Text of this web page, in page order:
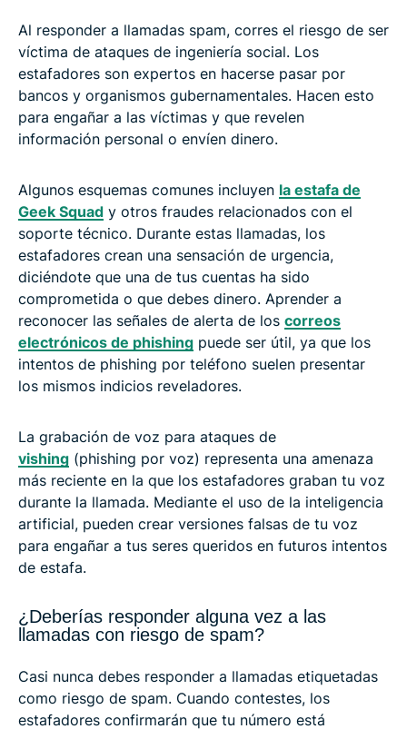
Al responder a llamadas spam, corres el riesgo de ser
víctima de ataques de ingeniería social. Los
estafadores son expertos en hacerse pasar por
bancos y organismos gubernamentales. Hacen esto
para engañar a las víctimas y que revelen
información personal o envíen dinero.
Algunos esquemas comunes incluyen la estafa de
Geek Squad y otros fraudes relacionados con el
soporte técnico. Durante estas llamadas, los
estafadores crean una sensación de urgencia,
diciéndote que una de tus cuentas ha sido
comprometida o que debes dinero. Aprender a
reconocer las señales de alerta de los correos
electrónicos de phishing puede ser útil, ya que los
intentos de phishing por teléfono suelen presentar
los mismos indicios reveladores.
La grabación de voz para ataques de
vishing (phishing por voz) representa una amenaza
más reciente en la que los estafadores graban tu voz
durante la llamada. Mediante el uso de la inteligencia
artificial, pueden crear versiones falsas de tu voz
para engañar a tus seres queridos en futuros intentos
de estafa.
¿Deberías responder alguna vez a las
llamadas con riesgo de spam?
Casi nunca debes responder a llamadas etiquetadas
como riesgo de spam. Cuando contestes, los
estafadores confirmarán que tu número está